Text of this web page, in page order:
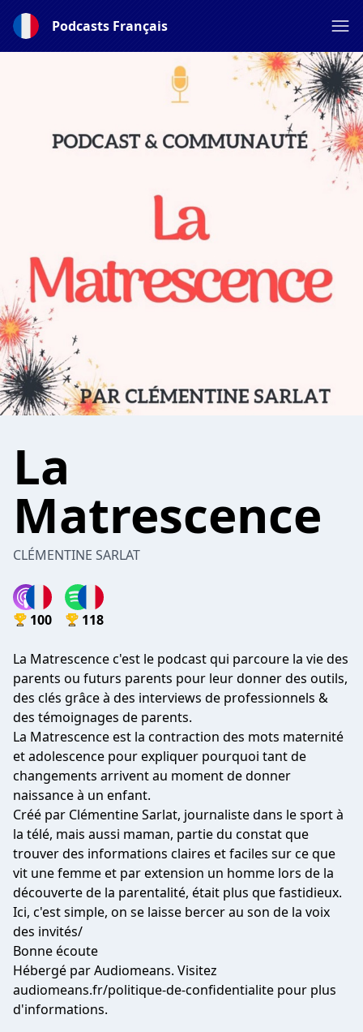
Podcasts Français
La
Matrescence
CLÉMENTINE SARLAT
100 118
La Matrescence c'est le podcast qui parcoure la vie des
parents ou futurs parents pour leur donner des outils,
des clés grâce à des interviews de professionnels &
des témoignages de parents.
La Matrescence est la contraction des mots maternité
et adolescence pour expliquer pourquoi tant de
changements arrivent au moment de donner
naissance à un enfant.
Créé par Clémentine Sarlat, journaliste dans le sport à
la télé, mais aussi maman, partie du constat que
trouver des informations claires et faciles sur ce que
vit une femme et par extension un homme lors de la
découverte de la parentalité, était plus que fastidieux.
Ici, c'est simple, on se laisse bercer au son de la voix
des invités/
Bonne écoute
Hébergé par Audiomeans. Visitez
audiomeans.fr/politique-de-confidentialite pour plus
d'informations.